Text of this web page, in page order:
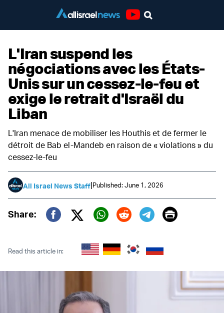
L'Iran suspend les
négociations avec les États-
Unis sur un cessez-le-feu et
exige le retrait d'Israël du
Liban
L'Iran menace de mobiliser les Houthis et de fermer le
détroit de Bab el-Mandeb en raison de « violations » du
cessez-le-feu
All Israel News Staff|Published: June 1, 2026
Share:
Twitter (X)
Print
Read this article in: